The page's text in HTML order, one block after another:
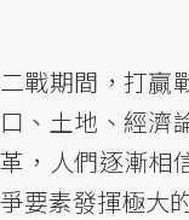
二戰期間，打贏
口、土地、經濟
革，人們逐漸相
爭要素發揮極大